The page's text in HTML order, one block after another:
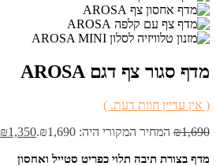
מדף סגור צף דגם AROSA
( אין עדיין חוות דעת. )
₪1,690 המחיר המקורי היה: ₪1,690. ₪1,350
מדף בצורת תיבה תלוי כפריט סטייל ואחסון